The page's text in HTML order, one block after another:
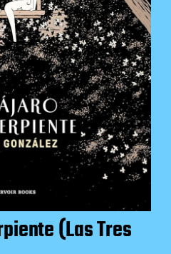
(Las Tres